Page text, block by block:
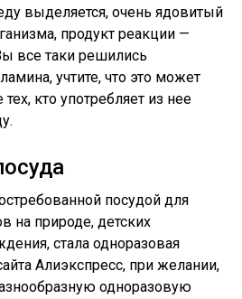
выделяется, очень ядовитый
продукт реакции —
все таки решились
учтите, что это может
кто употребляет из нее
посудой для
на природе, детских
стала одноразовая
Алиэкспресс, при желании,
одноразовую